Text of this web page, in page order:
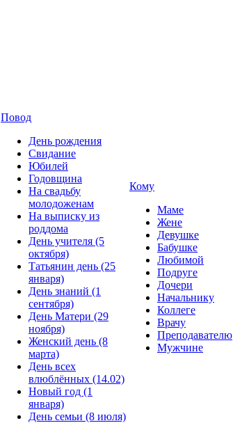
Повод
День рождения
Свидание
Юбилей
Годовщина
На свадьбу
молодоженам
На выписку из
роддома
День учителя (5
октября)
Татьянин день (25
января)
День знаний (1
сентября)
День Матери (29
ноября)
Женский день (8
марта)
День всех
влюблённых (14.02)
Новый год (1
января)
День семьи (8 июля)
Кому
Маме
Жене
Девушке
Бабушке
Любимой
Подруге
Дочери
Начальнику
Коллеге
Врачу
Преподавателю
Мужчине